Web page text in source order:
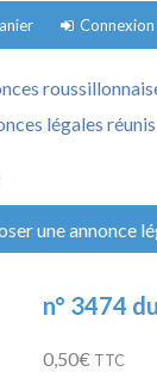
Connexion
légales réunis
une annonce
n° 3474
0,50€ TTC